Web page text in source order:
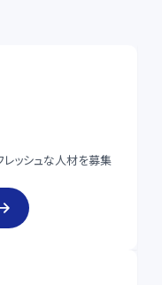
レッシュな人材を募集